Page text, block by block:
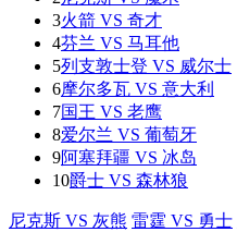
3火箭 VS 奇才
4芬兰 VS 马耳他
5列支敦士登 VS 威尔士
6摩尔多瓦 VS 意大利
7国王 VS 老鹰
8爱尔兰 VS 葡萄牙
9阿塞拜疆 VS 冰岛
10爵士 VS 森林狼
尼克斯 VS 灰熊 雷霆 VS 勇士